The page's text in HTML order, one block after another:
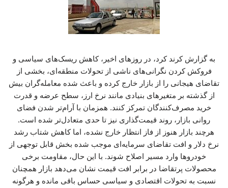
به گزارش کرند کرد، در روزهای اخیر، کاهش ریسک‌های سیاسی و
فروکش کردن نگرانی‌های ناشی از تحولات منطقه‌ای، بخشی از
تقاضای هیجانی را از بازار خارج کرده و باعث شده معامله‌گران بیش
از گذشته بر متغیرهای بنیادی مانند نرخ ارز، سطح عرضه و قدرت
خرید مصرف‌کنندگان تمرکز کنند. همزمان با آرام‌تر شدن فضای
روانی بازار، روند قیمت‌گذاری نیز تا حدی متعادل‌تر شده است.
هرچند بازار هنوز از فاز انتظار خارج نشده، اما کاهش شتاب رشد
نرخ دلار و افت تقاضای سرمایه‌ای موجب شده بخش قابل توجهی از
خودروها وارد مسیر اصلاح شوند. با این حال، مقاومت برخی
محصولات پرتقاضا در برابر افت قیمت نشان می‌دهد بازار همچنان
نسبت به تحولات اقتصادی و سیاسی حساس باقی مانده و هرگونه